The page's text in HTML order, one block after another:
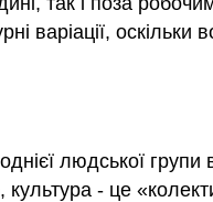
варіації,
людської групи
культура - це